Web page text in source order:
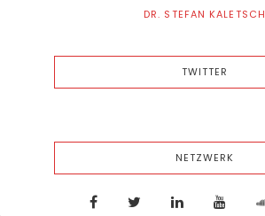
DR. STEFAN KALETSCH
TWITTER
NETZWERK